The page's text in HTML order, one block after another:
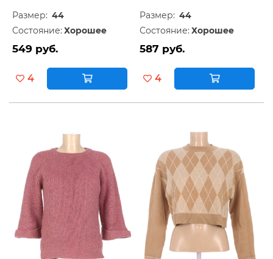
Размер: 44
Состояние: Хорошее
549 руб.
4
Размер: 44
Состояние: Хорошее
587 руб.
4